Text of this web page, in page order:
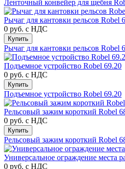
Ленточный конвейер для щебня
Рычаг для кантовки рельсов Robel
0 руб. с НДС
Купить
Рычаг для кантовки рельсов Robel
Подъемное устройство Robel 69.20
0 руб. с НДС
Купить
Подъемное устройство Robel 69.20
Рельсовый зажим короткий Robel
0 руб. с НДС
Купить
Рельсовый зажим короткий Robel
Универсальное ограждение места
0 руб. с НДС